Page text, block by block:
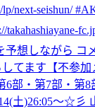
next-seishun/
想しながら
てます 【不参
部・第7部・
土)26:05～☆彡